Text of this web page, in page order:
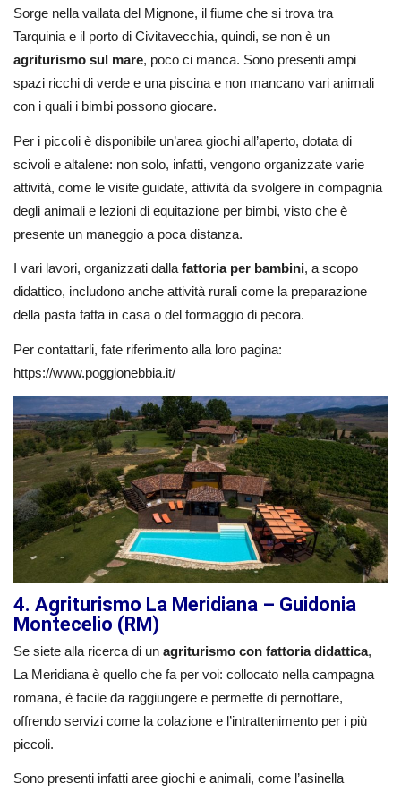
Sorge nella vallata del Mignone, il fiume che si trova tra
Tarquinia e il porto di Civitavecchia, quindi, se non è un
agriturismo sul mare, poco ci manca. Sono presenti ampi
spazi ricchi di verde e una piscina e non mancano vari animali
con i quali i bimbi possono giocare.
Per i piccoli è disponibile un’area giochi all’aperto, dotata di
scivoli e altalene: non solo, infatti, vengono organizzate varie
attività, come le visite guidate, attività da svolgere in compagnia
degli animali e lezioni di equitazione per bimbi, visto che è
presente un maneggio a poca distanza.
I vari lavori, organizzati dalla fattoria per bambini, a scopo
didattico, includono anche attività rurali come la preparazione
della pasta fatta in casa o del formaggio di pecora.
Per contattarli, fate riferimento alla loro pagina:
https://www.poggionebbia.it/
4. Agriturismo La Meridiana – Guidonia
Montecelio (RM)
Se siete alla ricerca di un agriturismo con fattoria didattica,
La Meridiana è quello che fa per voi: collocato nella campagna
romana, è facile da raggiungere e permette di pernottare,
offrendo servizi come la colazione e l’intrattenimento per i più
piccoli.
Sono presenti infatti aree giochi e animali, come l’asinella